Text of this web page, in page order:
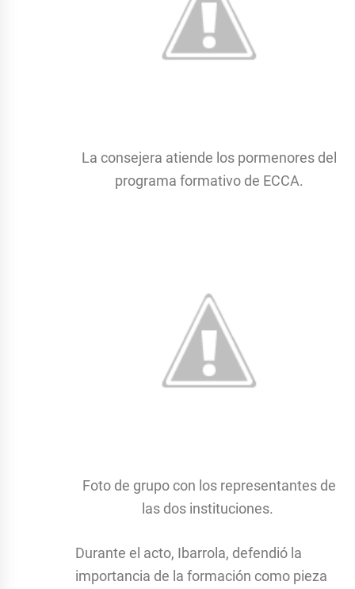
La consejera atiende los pormenores del
programa formativo de ECCA.
Foto de grupo con los representantes de
las dos instituciones.
Durante el acto, Ibarrola, defendió la
importancia de la formación como pieza